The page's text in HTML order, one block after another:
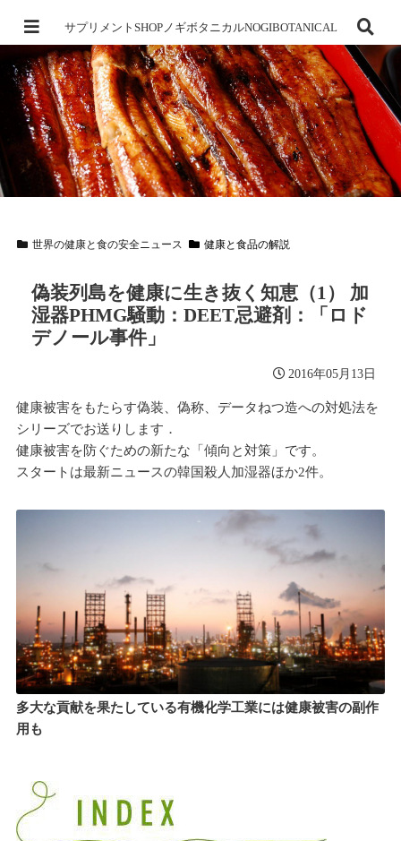
世界の健康と食の安全ニュース 健康と食品の解説
偽装列島を健康に生き抜く知恵（1） 加
湿器PHMG騒動：DEET忌避剤：「ロド
デノール事件」
2016年05月13日
健康被害をもたらす偽装、偽称、データねつ造への対処法を
シリーズでお送りします．
健康被害を防ぐための新たな「傾向と対策」です。
スタートは最新ニュースの韓国殺人加湿器ほか2件。
多大な貢献を果たしている有機化学工業には健康被害の副作
用も
サプリメントSHOPノギボタニカルNOGIBOTANICAL